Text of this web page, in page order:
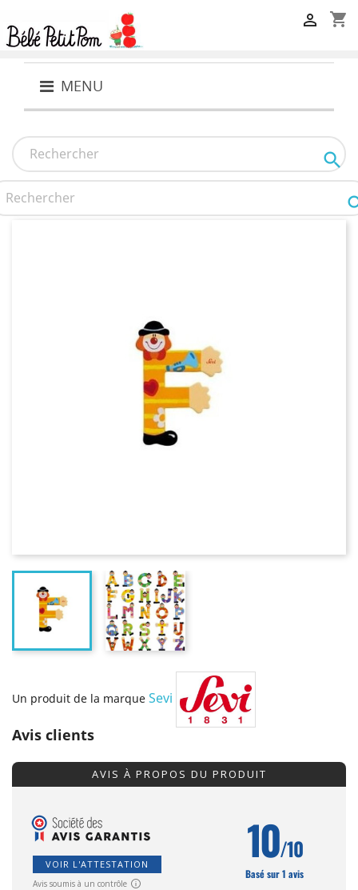
shopping_cart

MENU

Un produit de la marque Sevi
Avis clients
AVIS À PROPOS DU PRODUIT
VOIR L'ATTESTATION
Avis soumis à un contrôle
10/10
Basé sur 1 avis